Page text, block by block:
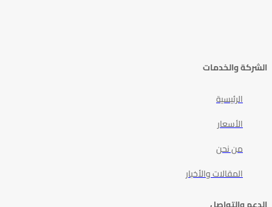
الشركة والخدمات
الرئيسية
الأسعار
من نحن
المقالات والأخبار